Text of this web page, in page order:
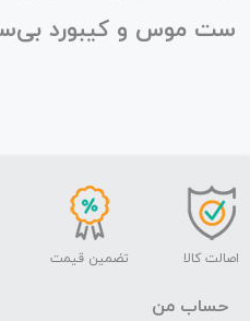
لوازم جانبی
ست موس و کیبورد
اصالت کالا تضمین قیمت
حساب من